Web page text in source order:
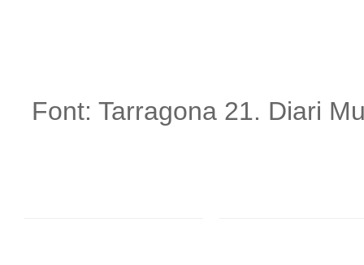
Font: Tarragona 21. Diari